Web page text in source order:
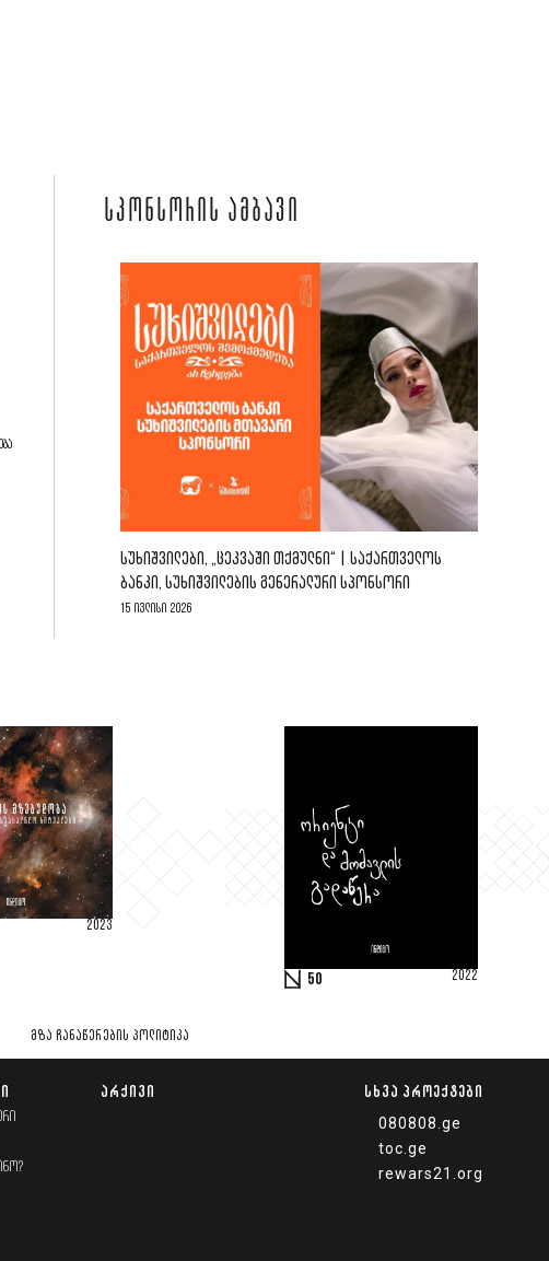
ᲡᲞᲝᲜᲡᲝᲠᲘᲡ ᲐᲛᲑᲐᲕᲘ
ᲡᲣᲮᲘᲨᲕᲘᲚᲔᲑᲘ, „ᲪᲔᲙᲕᲐᲨᲘ ᲗᲥᲛᲣᲚᲜᲘ“ | ᲡᲐᲥᲐᲠᲗᲕᲔᲚᲝᲡ
ᲑᲐᲜᲙᲘ, ᲡᲣᲮᲘᲨᲕᲘᲚᲔᲑᲘᲡ ᲒᲔᲜᲔᲠᲐᲚᲣᲠᲘ ᲡᲞᲝᲜᲡᲝᲠᲘ
15 ივლისი 2026
2023
50 2022
ᲛᲖᲐ ᲩᲐᲜᲐᲬᲔᲠᲔᲑᲘᲡ ᲞᲝᲚᲘᲢᲘᲙᲐ
ᲐᲠᲥᲘᲕᲘ ᲡᲮᲕᲐ ᲞᲠᲝᲔᲥᲢᲔᲑᲘ
080808.ge
toc.ge
rewars21.org